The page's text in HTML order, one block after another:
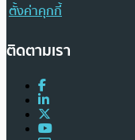
ตั้งค่าคุกกี้
ติดตามเรา